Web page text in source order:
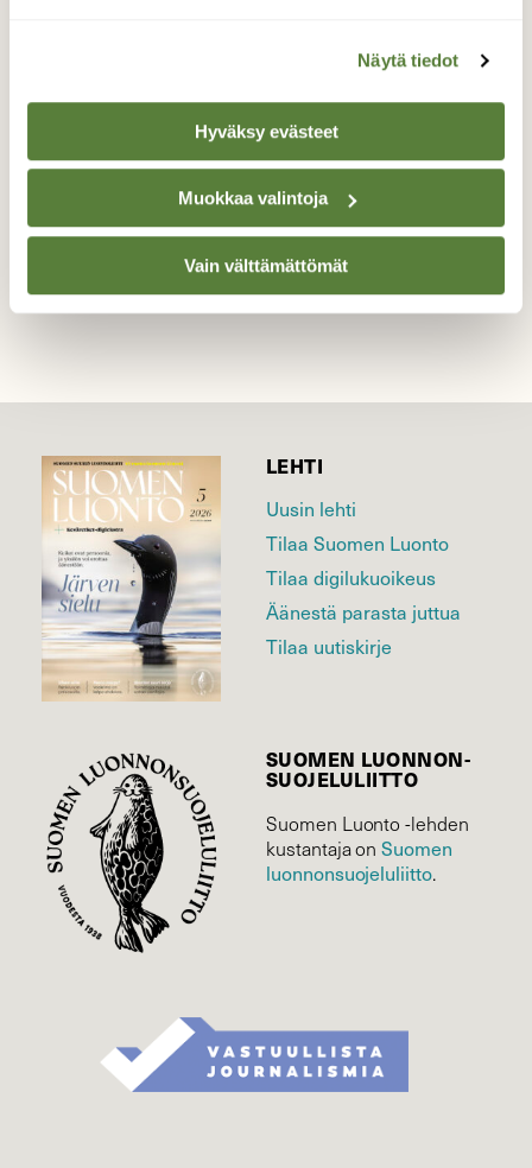
Näytä tiedot
Hyväksy evästeet
Muokkaa valintoja
Vain välttämättömät
eläintarha 27.11.2018
TAKAISIN LISTAAN
LEHTI
Uusin lehti
Tilaa Suomen Luonto
Tilaa digilukuoikeus
Äänestä parasta juttua
Tilaa uutiskirje
SUOMEN LUONNON­
SUOJELU­LIITTO
Suomen Luonto -lehden
kustantaja onSuomen
luonnonsuojelu­liitto.